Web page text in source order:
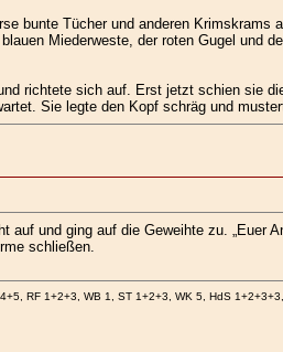
bunte Tücher und anderen
Miederweste, der roten Gugel und
richtete sich auf. Erst jetzt schien sie
Sie legte den Kopf schräg und
und ging auf die Geweihte zu. „Euer
schließen.
RF 1+2+3, WB 1, ST 1+2+3, WK 5, HdS